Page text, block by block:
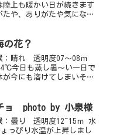
陸上も暖かい日が続きます
たや、ありがたや気になる
2トップは見ておかねばっ！
の花？
：晴れ 透明度07～08ｍ
今日も蒸し暑～い一日で
が今にも溶けてしまいそう
ウミヒルモの花ですが、こ
♪画...
ョ photo by 小泉様
：曇り 透明度12~15ｍ 水
っぴり水温が上昇しまし